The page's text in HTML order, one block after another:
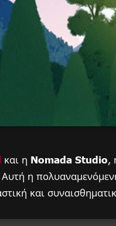
και η Nomada Studio,
η
και